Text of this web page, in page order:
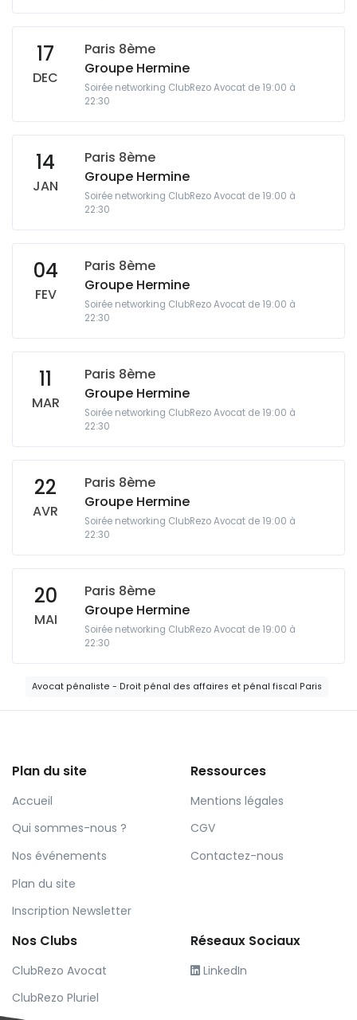
17
DEC
Paris 8ème
Groupe Hermine
Soirée networking ClubRezo Avocat de 19:00 à
22:30
14
JAN
Paris 8ème
Groupe Hermine
Soirée networking ClubRezo Avocat de 19:00 à
22:30
04
FEV
Paris 8ème
Groupe Hermine
Soirée networking ClubRezo Avocat de 19:00 à
22:30
11
MAR
Paris 8ème
Groupe Hermine
Soirée networking ClubRezo Avocat de 19:00 à
22:30
22
AVR
Paris 8ème
Groupe Hermine
Soirée networking ClubRezo Avocat de 19:00 à
22:30
20
MAI
Paris 8ème
Groupe Hermine
Soirée networking ClubRezo Avocat de 19:00 à
22:30
Avocat pénaliste - Droit pénal des affaires et pénal fiscal Paris
Plan du site
Accueil
Qui sommes-nous ?
Nos événements
Plan du site
Inscription Newsletter
Ressources
Mentions légales
CGV
Contactez-nous
Nos Clubs
ClubRezo Avocat
ClubRezo Pluriel
Réseaux Sociaux
LinkedIn